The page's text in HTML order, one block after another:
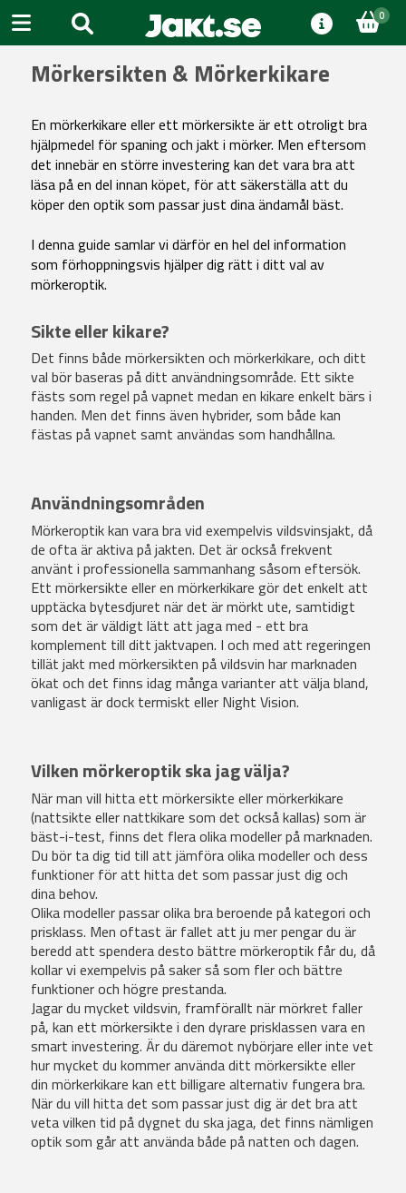
0
Mörkersikten & Mörkerkikare
En mörkerkikare eller ett mörkersikte är ett otroligt bra
hjälpmedel för spaning och jakt i mörker. Men eftersom
det innebär en större investering kan det vara bra att
läsa på en del innan köpet, för att säkerställa att du
köper den optik som passar just dina ändamål bäst.
I denna guide samlar vi därför en hel del information
som förhoppningsvis hjälper dig rätt i ditt val av
mörkeroptik.
Sikte eller kikare?
Det finns både mörkersikten och mörkerkikare, och ditt
val bör baseras på ditt användningsområde. Ett sikte
fästs som regel på vapnet medan en kikare enkelt bärs i
handen. Men det finns även hybrider, som både kan
fästas på vapnet samt användas som handhållna.
Användningsområden
Mörkeroptik kan vara bra vid exempelvis vildsvinsjakt, då
de ofta är aktiva på jakten. Det är också frekvent
använt i professionella sammanhang såsom eftersök.
Ett mörkersikte eller en mörkerkikare gör det enkelt att
upptäcka bytesdjuret när det är mörkt ute, samtidigt
som det är väldigt lätt att jaga med - ett bra
komplement till ditt jaktvapen. I och med att regeringen
tillät jakt med mörkersikten på vildsvin har marknaden
ökat och det finns idag många varianter att välja bland,
vanligast är dock termiskt eller Night Vision.
Vilken mörkeroptik ska jag välja?
När man vill hitta ett mörkersikte eller mörkerkikare
(nattsikte eller nattkikare som det också kallas) som är
bäst-i-test, finns det flera olika modeller på marknaden.
Du bör ta dig tid till att jämföra olika modeller och dess
funktioner för att hitta det som passar just dig och
dina behov.
Olika modeller passar olika bra beroende på kategori och
prisklass. Men oftast är fallet att ju mer pengar du är
beredd att spendera desto bättre mörkeroptik får du, då
kollar vi exempelvis på saker så som fler och bättre
funktioner och högre prestanda.
Jagar du mycket vildsvin, framförallt när mörkret faller
på, kan ett mörkersikte i den dyrare prisklassen vara en
smart investering. Är du däremot nybörjare eller inte vet
hur mycket du kommer använda ditt mörkersikte eller
din mörkerkikare kan ett billigare alternativ fungera bra.
När du vill hitta det som passar just dig är det bra att
veta vilken tid på dygnet du ska jaga, det finns nämligen
optik som går att använda både på natten och dagen.